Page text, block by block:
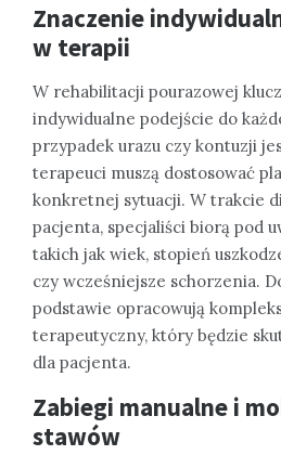
Znaczenie
w terapii
W rehabilitacji pourazowej
indywidualne podejście do
przypadek urazu czy kontuzji
terapeuci muszą dostosować
konkretnej sytuacji. W trakcie
pacjenta, specjaliści biorą pod
takich jak wiek, stopień
czy wcześniejsze schorzenia.
podstawie opracowują
terapeutyczny, który będzie
dla pacjenta.
Zabiegi manualne i
stawów